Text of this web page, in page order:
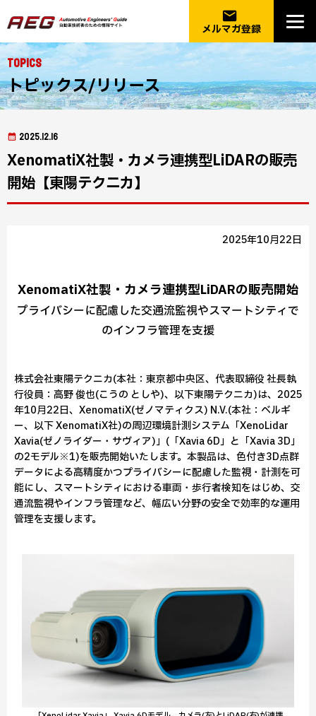
email
メルマガ登録
Topics
トピックス/リリース
2025.12.16
XenomatiX社製・カメラ連携型LiDARの販売
開始【東陽テクニカ】
2025年10月22日
XenomatiX社製・カメラ連携型LiDARの販売開始
プライバシーに配慮した交通流監視やスマートシティで
のインフラ管理を支援
株式会社東陽テクニカ(本社：東京都中央区、代表取締役 社長執
行役員：高野 俊也(こうの としや)、以下東陽テクニカ)は、2025
年10月22日、XenomatiX(ゼノマティクス) N.V.(本社：ベルギ
ー、以下 XenomatiX社)の周辺環境計測システム「XenoLidar
Xavia(ゼノライダー・サヴィア)」(「Xavia 6D」と「Xavia 3D」
の2モデル※1)を販売開始いたします。本製品は、色付き3D点群
データによる高精度かつプライバシーに配慮した監視・計測を可
能にし、スマートシティにおける車両・歩行者検知をはじめ、交
通流監視やインフラ管理など、幅広い分野の安全で効率的な運用
管理を支援します。